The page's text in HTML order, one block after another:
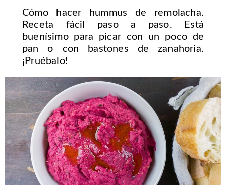
Cómo hacer hummus de remolacha.
Receta fácil paso a paso. Está
buenísimo para picar con un poco de
pan o con bastones de zanahoria.
¡Pruébalo!